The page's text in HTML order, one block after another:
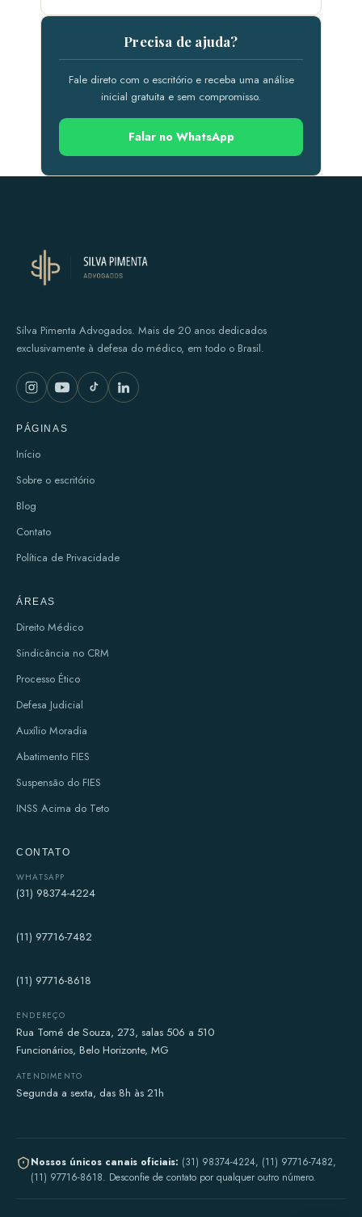
Precisa de ajuda?
Fale direto com o escritório e receba uma análise
inicial gratuita e sem compromisso.
Falar no WhatsApp
Silva Pimenta Advogados. Mais de 20 anos dedicados
exclusivamente à defesa do médico, em todo o Brasil.
PÁGINAS
Início
Sobre o escritório
Blog
Contato
Política de Privacidade
ÁREAS
Direito Médico
Sindicância no CRM
Processo Ético
Defesa Judicial
Auxílio Moradia
Abatimento FIES
Suspensão do FIES
INSS Acima do Teto
CONTATO
WHATSAPP
(31) 98374-4224
(11) 97716-7482
(11) 97716-8618
ENDEREÇO
Rua Tomé de Souza, 273, salas 506 a 510
Funcionários, Belo Horizonte, MG
ATENDIMENTO
Segunda a sexta, das 8h às 21h
Nossos únicos canais oficiais: (31) 98374-4224, (11) 97716-7482,
(11) 97716-8618. Desconfie de contato por qualquer outro número.